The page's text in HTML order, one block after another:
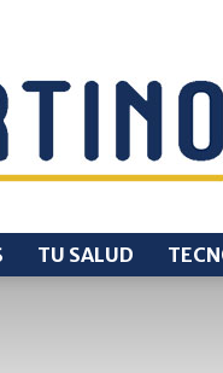
TU SALUD